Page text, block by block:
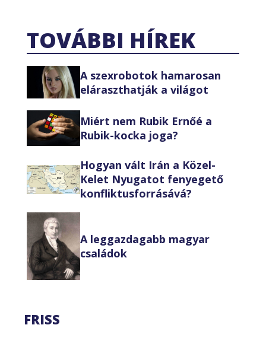
TOVÁBBI HÍREK
A szexrobotok hamarosan
eláraszthatják a világot
Miért nem Rubik Ernőé a
Rubik-kocka joga?
Hogyan vált Irán a Közel-
Kelet Nyugatot fenyegető
konfliktusforrásává?
A leggazdagabb magyar
családok
FRISS